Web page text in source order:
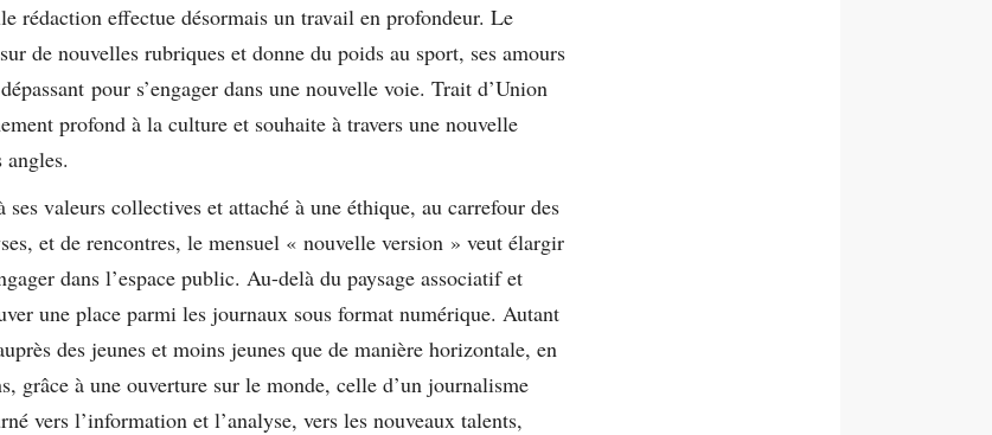
rédaction effectue désormais un travail en profondeur. Le
de nouvelles rubriques et donne du poids au sport, ses amours
pour s’engager dans une nouvelle voie. Trait d’Union
profond à la culture et souhaite à travers une nouvelle
ses valeurs collectives et attaché à une éthique, au carrefour des
et de rencontres, le mensuel « nouvelle version » veut élargir
dans l’espace public. Au-delà du paysage associatif et
une place parmi les journaux sous format numérique. Autant
des jeunes et moins jeunes que de manière horizontale, en
grâce à une ouverture sur le monde, celle d’un journalisme
vers l’information et l’analyse, vers les nouveaux talents,